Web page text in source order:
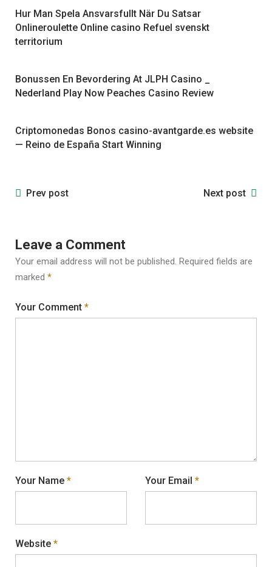
Hur Man Spela Ansvarsfullt När Du Satsar
Onlineroulette Online casino Refuel svenskt
territorium
Bonussen En Bevordering At JLPH Casino _
Nederland Play Now Peaches Casino Review
Criptomonedas Bonos casino-avantgarde.es website
— Reino de España Start Winning
Prev post Next post
Leave a Comment
Your email address will not be published. Required fields are
marked *
Your Comment *
Your Name * Your Email *
Website *